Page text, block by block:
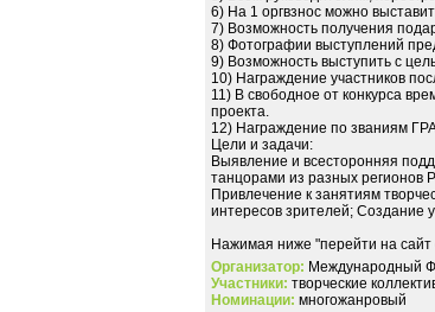
6) На 1 оргвзнос можно
7) Возможность получения
8) Фотографии выступлений
9) Возможность выступить с
10) Награждение участников
11) В свободное от конкурса
проекта.
12) Награждение по званиям
Цели и задачи:
Выявление и всесторонняя
танцорами из разных регионов
Привлечение к занятиям
интересов зрителей; Создание
Нажимая ниже "перейти на
Организатор: Международный
Участники: творческие
Номинации: многожанровый